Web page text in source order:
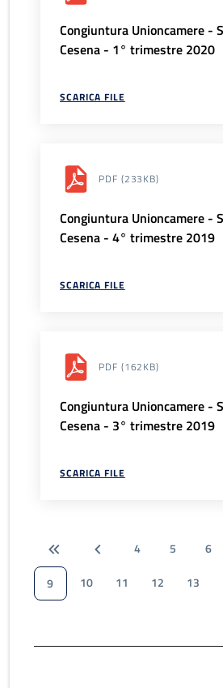
Congiuntura Unioncamere -
Cesena - 1° trimestre 2020
SCARICA FILE
PDF (233KB)
Congiuntura Unioncamere -
Cesena - 4° trimestre 2019
SCARICA FILE
PDF (162KB)
Congiuntura Unioncamere -
Cesena - 3° trimestre 2019
SCARICA FILE
4 5 6
9
10 11 12 13